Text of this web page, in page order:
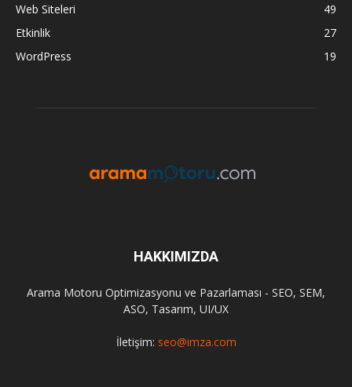
Web Siteleri
49
Etkinlik
27
WordPress
19
HAKKIMIZDA
Arama Motoru Optimizasyonu ve Pazarlaması - SEO, SEM,
ASO, Tasarım, UI/UX
İletişim: seo@imza.com